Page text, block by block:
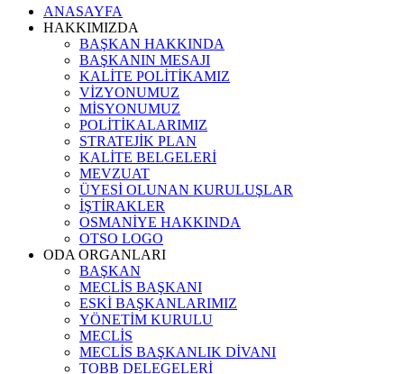
ANASAYFA
HAKKIMIZDA
BAŞKAN HAKKINDA
BAŞKANIN MESAJI
KALİTE POLİTİKAMIZ
VİZYONUMUZ
MİSYONUMUZ
POLİTİKALARIMIZ
STRATEJİK PLAN
KALİTE BELGELERİ
MEVZUAT
ÜYESİ OLUNAN KURULUŞLAR
İŞTİRAKLER
OSMANİYE HAKKINDA
OTSO LOGO
ODA ORGANLARI
BAŞKAN
MECLİS BAŞKANI
ESKİ BAŞKANLARIMIZ
YÖNETİM KURULU
MECLİS
MECLİS BAŞKANLIK DİVANI
TOBB DELEGELERİ